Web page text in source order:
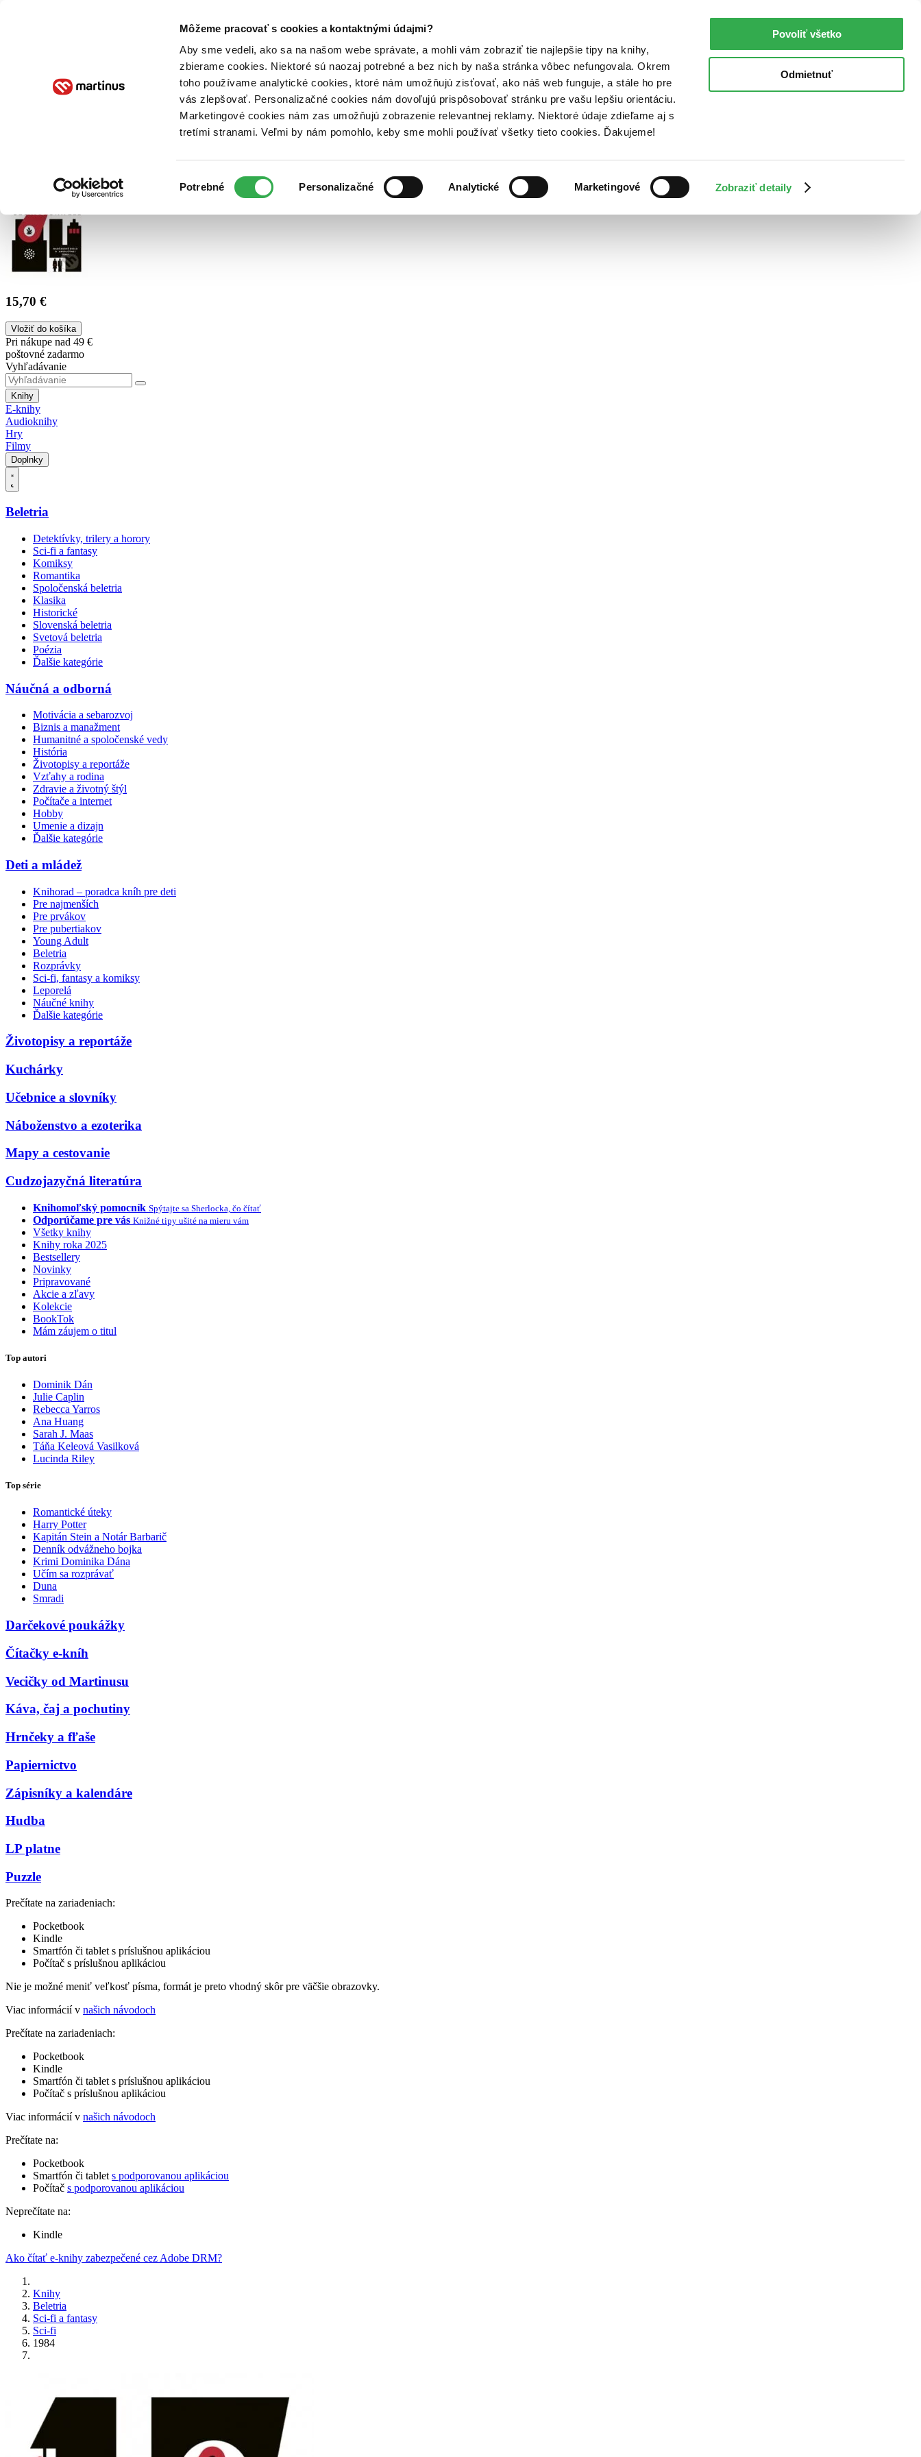
Môžeme pracovať s cookies a kontaktnými údajmi?
Aby sme vedeli, ako sa na našom webe správate, a mohli vám zobraziť tie najlepšie tipy na knihy,
zbierame cookies. Niektoré sú naozaj potrebné a bez nich by naša stránka vôbec nefungovala. Okrem
toho používame analytické cookies, ktoré nám umožňujú zisťovať, ako náš web funguje, a stále ho pre
vás zlepšovať. Personalizačné cookies nám dovoľujú prispôsobovať stránku pre vašu lepšiu orientáciu.
Marketingové cookies nám zas umožňujú zobrazenie relevantnej reklamy. Niektoré údaje zdieľame aj s
tretími stranami. Veľmi by nám pomohlo, keby sme mohli používať všetky tieto cookies. Ďakujeme!
súhlasu
Potrebné Personalizačné Analytické Marketingové Zobraziť detaily
Povoliť všetko
Odmietnuť
Poukážky Kontakt
15,70 €
Vložiť do košíka
Pri nákupe nad 49 €
poštovné zadarmo
Vyhľadávanie
Knihy
E-knihy
Audioknihy
Hry
Filmy
Doplnky
Beletria
Detektívky, trilery a horory
Sci-fi a fantasy
Komiksy
Romantika
Spoločenská beletria
Klasika
Historické
Slovenská beletria
Svetová beletria
Poézia
Ďalšie kategórie
Náučná a odborná
Motivácia a sebarozvoj
Biznis a manažment
Humanitné a spoločenské vedy
História
Životopisy a reportáže
Vzťahy a rodina
Zdravie a životný štýl
Počítače a internet
Hobby
Umenie a dizajn
Ďalšie kategórie
Deti a mládež
Knihorad – poradca kníh pre deti
Pre najmenších
Pre prvákov
Pre pubertiakov
Young Adult
Beletria
Rozprávky
Sci-fi, fantasy a komiksy
Leporelá
Náučné knihy
Ďalšie kategórie
Životopisy a reportáže
Kuchárky
Učebnice a slovníky
Náboženstvo a ezoterika
Mapy a cestovanie
Cudzojazyčná literatúra
Knihomoľský pomocník Spýtajte sa Sherlocka, čo čítať
Odporúčame pre vás Knižné tipy ušité na mieru vám
Všetky knihy
Knihy roka 2025
Bestsellery
Novinky
Pripravované
Akcie a zľavy
Kolekcie
BookTok
Mám záujem o titul
Top autori
Dominik Dán
Julie Caplin
Rebecca Yarros
Ana Huang
Sarah J. Maas
Táňa Keleová Vasilková
Lucinda Riley
Top série
Romantické úteky
Harry Potter
Kapitán Stein a Notár Barbarič
Denník odvážneho bojka
Krimi Dominika Dána
Učím sa rozprávať
Duna
Smradi
Darčekové poukážky
Čítačky e-kníh
Vecičky od Martinusu
Káva, čaj a pochutiny
Hrnčeky a fľaše
Papiernictvo
Zápisníky a kalendáre
Hudba
LP platne
Puzzle
Prečítate na zariadeniach:
Pocketbook
Kindle
Smartfón či tablet s príslušnou aplikáciou
Počítač s príslušnou aplikáciou
Nie je možné meniť veľkosť písma, formát je preto vhodný skôr pre väčšie obrazovky.
Viac informácií v našich návodoch
Prečítate na zariadeniach:
Pocketbook
Kindle
Smartfón či tablet s príslušnou aplikáciou
Počítač s príslušnou aplikáciou
Viac informácií v našich návodoch
Prečítate na:
Pocketbook
Smartfón či tablet s podporovanou aplikáciou
Počítač s podporovanou aplikáciou
Neprečítate na:
Kindle
Ako čítať e-knihy zabezpečené cez Adobe DRM?
Knihy
Beletria
Sci-fi a fantasy
Sci-fi
1984